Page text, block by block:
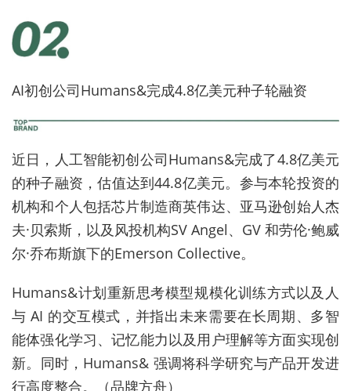
AI初创公司Humans&完成4.8亿美元种子轮融资
近日，人工智能初创公司Humans&完成了4.8亿美元
的种子融资，估值达到44.8亿美元。参与本轮投资的
机构和个人包括芯片制造商英伟达、亚马逊创始人杰
夫·贝索斯，以及风投机构SV Angel、GV 和劳伦·鲍威
尔·乔布斯旗下的Emerson Collective。
Humans&计划重新思考模型规模化训练方式以及人
与 AI 的交互模式，并指出未来需要在长周期、多智
能体强化学习、记忆能力以及用户理解等方面实现创
新。同时，Humans& 强调将科学研究与产品开发进
行高度整合。（品牌方舟）